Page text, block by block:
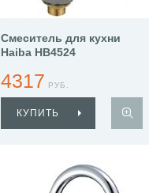
Смеситель для кухни
Haiba HB4524
4317 РУБ.
КУПИТЬ